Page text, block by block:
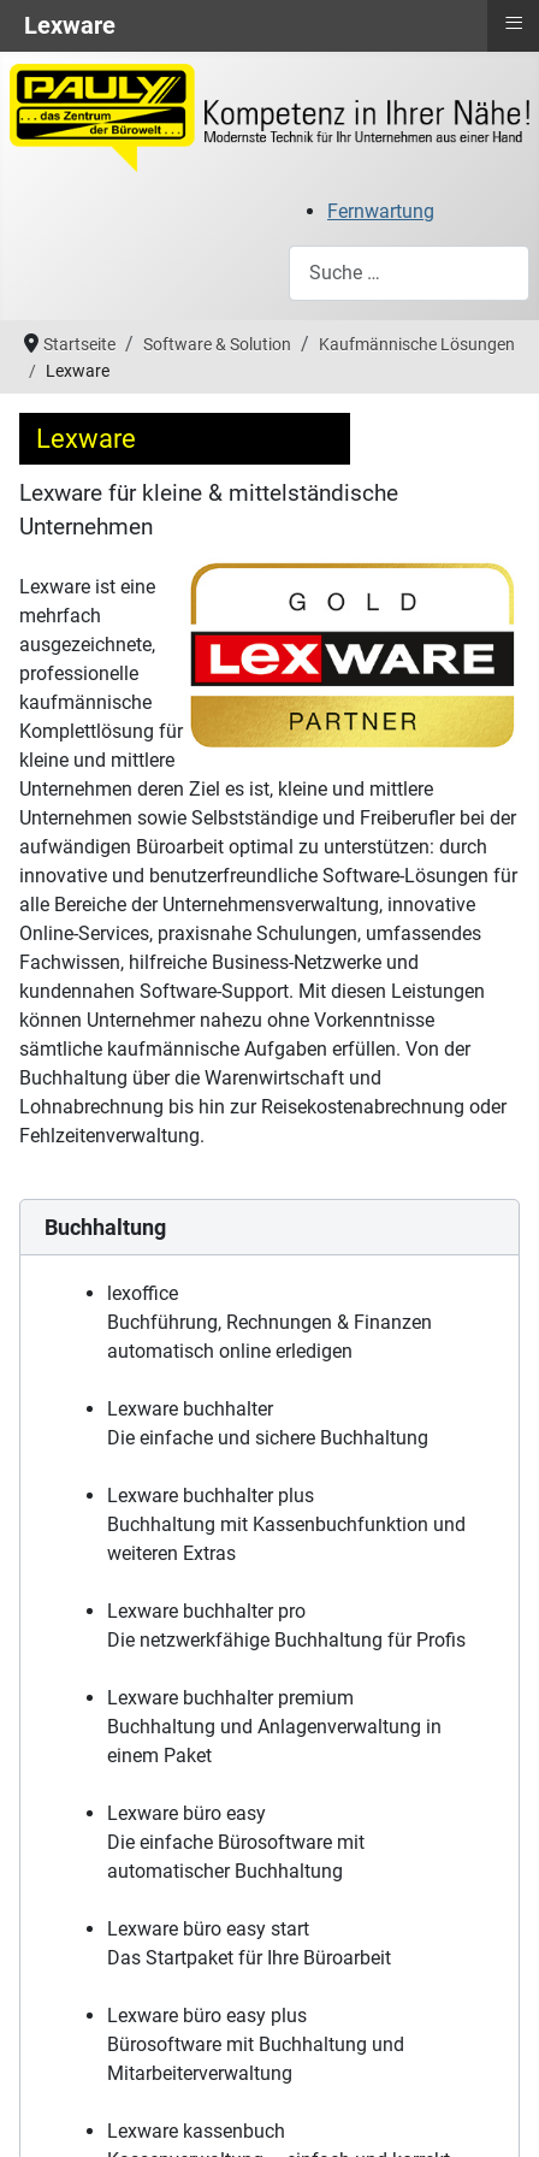
Fernwartung
Startseite Software & Solution
Kaufmännische Lösungen
Lexware
Lexware
Lexware für kleine & mittelständische
Unternehmen
Lexware ist eine
mehrfach
ausgezeichnete,
professionelle
kaufmännische
Komplettlösung für
kleine und mittlere
Unternehmen deren Ziel es ist, kleine und mittlere
Unternehmen sowie Selbstständige und Freiberufler bei der
aufwändigen Büroarbeit optimal zu unterstützen: durch
innovative und benutzerfreundliche Software-Lösungen für
alle Bereiche der Unternehmensverwaltung, innovative
Online-Services, praxisnahe Schulungen, umfassendes
Fachwissen, hilfreiche Business-Netzwerke und
kundennahen Software-Support. Mit diesen Leistungen
können Unternehmer nahezu ohne Vorkenntnisse
sämtliche kaufmännische Aufgaben erfüllen. Von der
Buchhaltung über die Warenwirtschaft und
Lohnabrechnung bis hin zur Reisekostenabrechnung oder
Fehlzeitenverwaltung.
Buchhaltung
lexoffice
Buchführung, Rechnungen & Finanzen
automatisch online erledigen
Lexware buchhalter
Die einfache und sichere Buchhaltung
Lexware buchhalter plus
Buchhaltung mit Kassenbuchfunktion und
weiteren Extras
Lexware buchhalter pro
Die netzwerkfähige Buchhaltung für Profis
Lexware buchhalter premium
Buchhaltung und Anlagenverwaltung in
einem Paket
Lexware büro easy
Die einfache Bürosoftware mit
automatischer Buchhaltung
Lexware büro easy start
Das Startpaket für Ihre Büroarbeit
Lexware büro easy plus
Bürosoftware mit Buchhaltung und
Mitarbeiterverwaltung
Lexware kassenbuch
Lexware ≡